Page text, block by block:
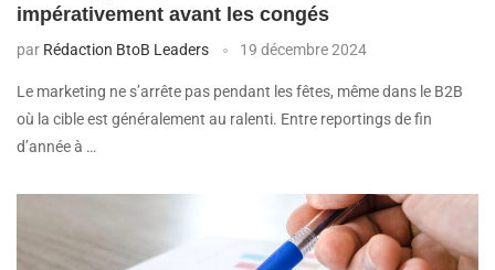
impérativement avant les congés
par Rédaction BtoB Leaders 19 décembre 2024
Le marketing ne s’arrête pas pendant les fêtes, même dans le B2B
où la cible est généralement au ralenti. Entre reportings de fin
d’année à …